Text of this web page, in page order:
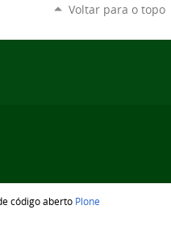
Voltar para o topo
código aberto Plone